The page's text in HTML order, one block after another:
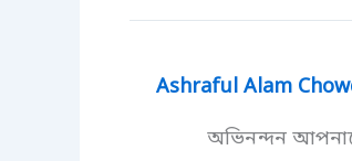
Ashraful Alam
অভিনন্দন